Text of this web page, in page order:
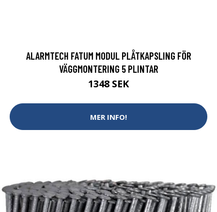
ALARMTECH FATUM MODUL PLÅTKAPSLING FÖR
VÄGGMONTERING 5 PLINTAR
1348 SEK
MER INFO!